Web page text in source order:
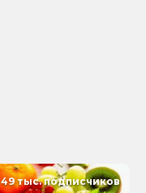
49 тыс. подписчиков